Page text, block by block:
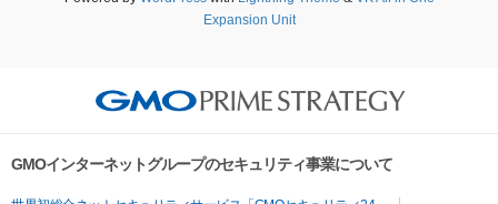
Expansion Unit
GMOインターネットグループのセキュリティ事業について